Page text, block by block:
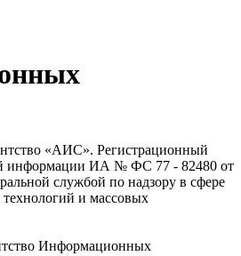
«АИС». Регистрационный
информации ИА № ФС 77 - 82480 от
службой по надзору в сфере
и массовых
Информационных